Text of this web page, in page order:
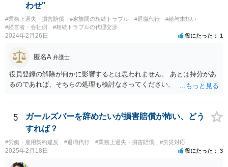
わせ"
#業務上過失・損害賠償 #家族間の相続トラブル #退職代行
#給与未払い
#経営者・会社側
#相続トラブルの代理交渉
2024年2月26日 役にたった 1
匿名A 弁護士
役員登録の解除が何かに影響するとは思われません。 あとは持分があ
るのであれば、そちらの処理も検討なさってください。
5
ガールズバーを辞めたいが損害賠償が怖い、どう
すれば？
#労働・雇用契約違反 #退職代行 #業務上過失・損害賠償 #労災対応
2025年2月18日 役にたった 3